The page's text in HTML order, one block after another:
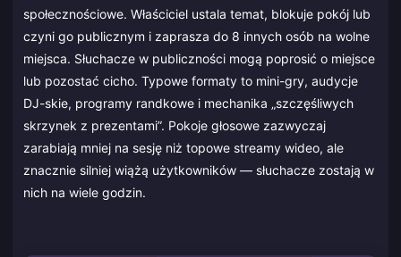
społecznościowe. Właściciel ustala temat, blokuje pokój lub
czyni go publicznym i zaprasza do 8 innych osób na wolne
miejsca. Słuchacze w publiczności mogą poprosić o miejsce
lub pozostać cicho. Typowe formaty to mini-gry, audycje
DJ-skie, programy randkowe i mechanika „szczęśliwych
skrzynek z prezentami”. Pokoje głosowe zazwyczaj
zarabiają mniej na sesję niż topowe streamy wideo, ale
znacznie silniej wiążą użytkowników — słuchacze zostają w
nich na wiele godzin.